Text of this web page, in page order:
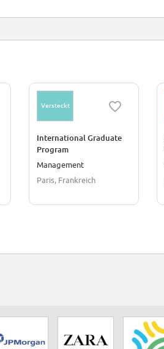
Versteckt
International Graduate
Program
Management
Paris, Frankreich